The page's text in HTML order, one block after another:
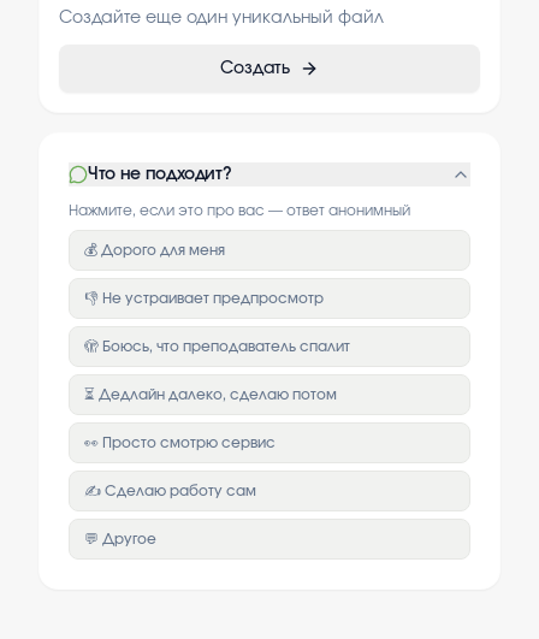
Создайте еще один уникальный файл
Создать
Что не подходит?
Нажмите, если это про вас — ответ анонимный
💰 Дорого для меня
👎 Не устраивает предпросмотр
🫣 Боюсь, что преподаватель спалит
⏳ Дедлайн далеко, сделаю потом
👀 Просто смотрю сервис
✍️ Сделаю работу сам
💬 Другое